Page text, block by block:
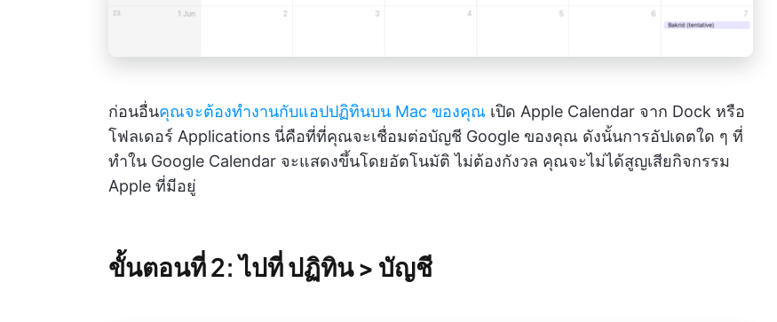
ก่อนอื่นคุณจะต้องทำงานกับแอปปฏิทินบน Mac ของคุณ เปิด Apple Calendar จาก Dock หรือ
โฟลเดอร์ Applications นี่คือที่ที่คุณจะเชื่อมต่อบัญชี Google ของคุณ ดังนั้นการอัปเดตใด ๆ ที่
ทำใน Google Calendar จะแสดงขึ้นโดยอัตโนมัติ ไม่ต้องกังวล คุณจะไม่ได้สูญเสียกิจกรรม
Apple ที่มีอยู่
ขั้นตอนที่ 2: ไปที่ ปฏิทิน > บัญชี